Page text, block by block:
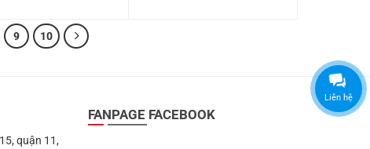
9 10
quận 11,
FANPAGE FACEBOOK
Liên hệ